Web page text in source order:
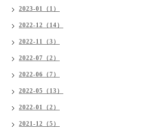
2023-01（1）
2022-12（14）
2022-11（3）
2022-07（2）
2022-06（7）
2022-05（13）
2022-01（2）
2021-12（5）